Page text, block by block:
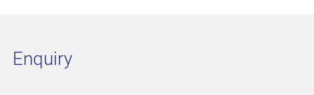
Enquiry